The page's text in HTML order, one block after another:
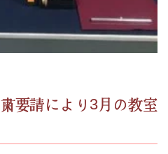
要請により3月の教室